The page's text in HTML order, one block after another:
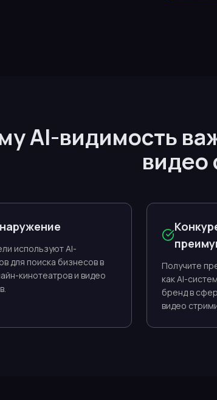
AI-видимость
видео
используют AI-
для поиска бизнесов в
кинотеатров и видео
Получите
как AI-
бренд в
видео